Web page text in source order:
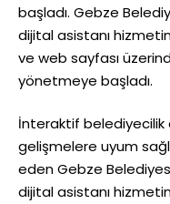
başladı. Gebze
dijital asistanı
ve web sayfası
yönetmeye başladı.
İnteraktif belediyecilik
gelişmelere uyum
eden Gebze
dijital asistanı